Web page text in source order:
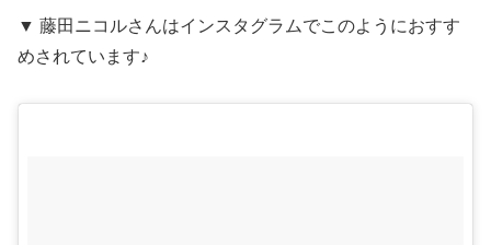
▼ 藤田ニコルさんはインスタグラムでこのようにおすす
めされています♪